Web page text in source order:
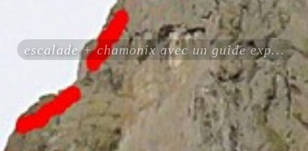
escalade + chamonix avec un guide expérimenté certifié ENSA UIAGM